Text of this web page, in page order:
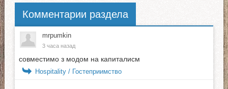
Комментарии раздела
mrpumkin
3 часа назад
совместимо з модом на капиталисм
Hospitality / Гостеприимство